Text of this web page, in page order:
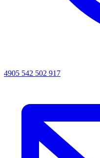
4905 542 502 917